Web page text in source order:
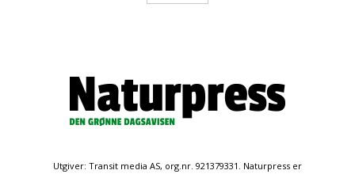
Utgiver: Transit media AS, org.nr. 921379331. Naturpress er